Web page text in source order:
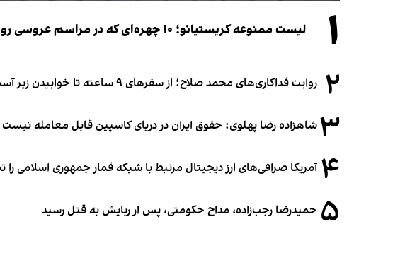
۱ لیست ممنوعه کریستیانو؛ ۱۰ چهره‌ای که در مراسم عروسی رونالدو و جورجینا جایی ندارند
۲ روایت فداکاری‌های محمد صلاح؛ از سفرهای ۹ ساعته تا خوابیدن زیر آسمان قاهره
۳شاهزاده رضا پهلوی: حقوق ایران در دریای کاسپین قابل معامله نیست
۴ آمریکا صرافی‌های ارز دیجیتال مرتبط با شبکه قمار جمهوری اسلامی را
۵ حمیدرضا رجب‌زاده، مداح حکومتی، پس از ربایش به قتل رسید